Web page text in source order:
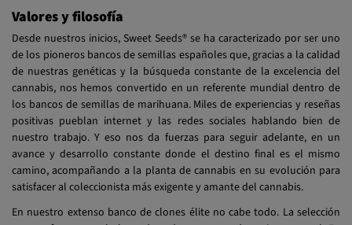
Valores y filosofía
Desde nuestros inicios, Sweet Seeds® se ha caracterizado por ser uno
de los pioneros bancos de semillas españoles que, gracias a la calidad
de nuestras genéticas y la búsqueda constante de la excelencia del
cannabis, nos hemos convertido en un referente mundial dentro de
los bancos de semillas de marihuana. Miles de experiencias y reseñas
positivas pueblan internet y las redes sociales hablando bien de
nuestro trabajo. Y eso nos da fuerzas para seguir adelante, en un
avance y desarrollo constante donde el destino final es el mismo
camino, acompañando a la planta de cannabis en su evolución para
satisfacer al coleccionista más exigente y amante del cannabis.
En nuestro extenso banco de clones élite no cabe todo. La selección